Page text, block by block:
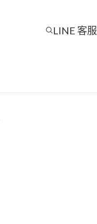
LINE 客服